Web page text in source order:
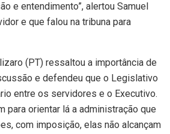
e entendimento”, alertou Samuel
e que falou na tribuna para
(PT) ressaltou a importância de
e defendeu que o Legislativo
entre os servidores e o Executivo.
para orientar lá a administração que
com imposição, elas não alcançam